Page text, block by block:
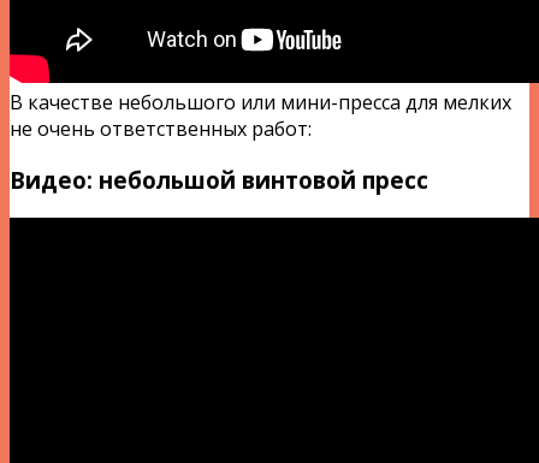
В качестве небольшого или мини-пресса для мелких
не очень ответственных работ:
Видео: небольшой винтовой пресс